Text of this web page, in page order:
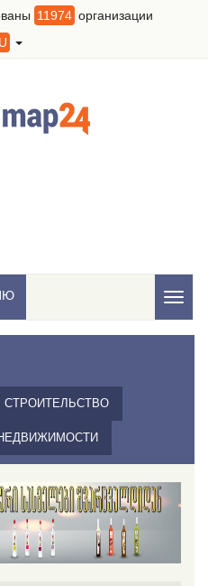
11974 организации